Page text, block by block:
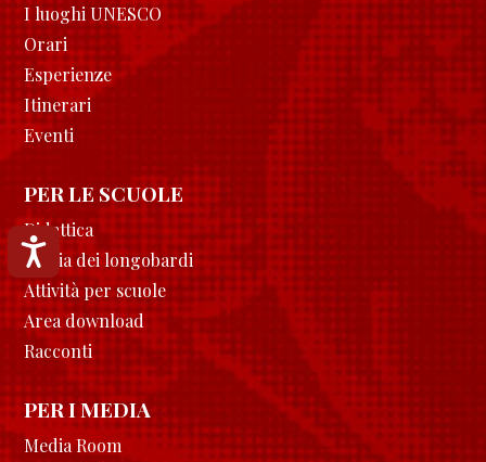
Accessibilità
I luoghi UNESCO
Orari
Esperienze
Itinerari
Eventi
PER LE SCUOLE
Didattica
Storia dei longobardi
Attività per scuole
Area download
Racconti
PER I MEDIA
Media Room